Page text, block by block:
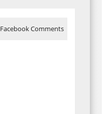
Facebook Comments